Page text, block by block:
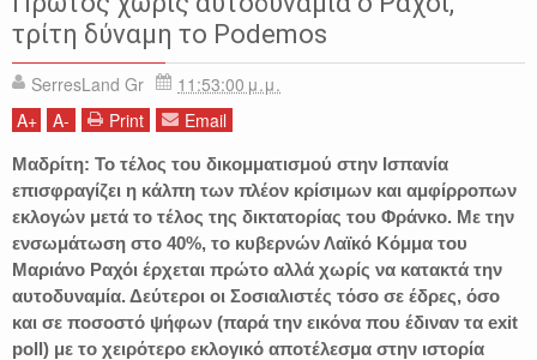
Ciudadanos
Podemos
τρίτη δύναμη το Podemos
SerresLand Gr
11:53:00 μ.μ.
A+ A- Print Email
Μαδρίτη: Το τέλος του δικομματισμού στην Ισπανία
επισφραγίζει η κάλπη των πλέον κρίσιμων και αμφίρροπων
εκλογών μετά το τέλος της δικτατορίας του Φράνκο. Με την
ενσωμάτωση στο 40%, το κυβερνών Λαϊκό Κόμμα του
Μαριάνο Ραχόι έρχεται πρώτο αλλά χωρίς να κατακτά την
αυτοδυναμία. Δεύτεροι οι Σοσιαλιστές τόσο σε έδρες, όσο
και σε ποσοστό ψήφων (παρά την εικόνα που έδιναν τα exit
poll) με το χειρότερο εκλογικό αποτέλεσμα στην ιστορία